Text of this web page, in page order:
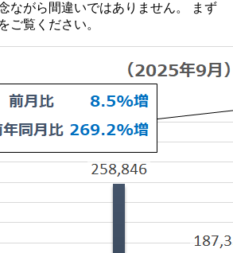
ながら間違いではありません。 まず
ご覧ください。